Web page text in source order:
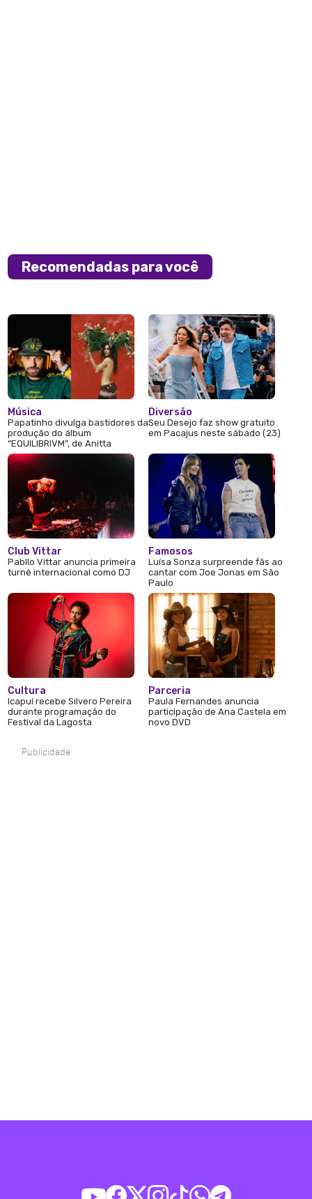
Recomendadas para você
Música
Papatinho divulga bastidores da
produção do álbum
“EQUILIBRIVM”, de Anitta
Club Vittar
Pabllo Vittar anuncia primeira
turnê internacional como DJ
Cultura
Icapuí recebe Silvero Pereira
durante programação do
Festival da Lagosta
Diversão
Seu Desejo faz show gratuito
em Pacajus neste sábado (23)
Famosos
Luísa Sonza surpreende fãs ao
cantar com Joe Jonas em São
Paulo
Parceria
Paula Fernandes anuncia
participação de Ana Castela em
novo DVD
Publicidade